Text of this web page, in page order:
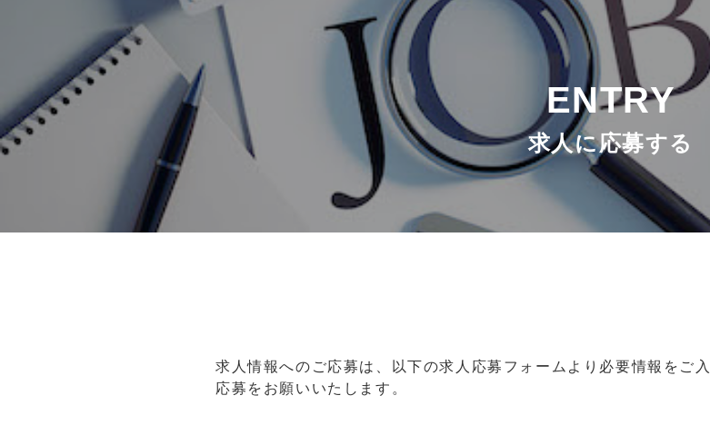
ENTRY
求人に応募する
求人情報へのご応募は、以下の求人応募フォームより必要情報をご
応募をお願いいたします。